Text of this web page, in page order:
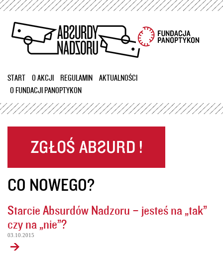
Przejdź
treści
START O AKCJI REGULAMIN
AKTUALNOŚCI
O FUNDACJI PANOPTYKON
CO NOWEGO?
Starcie Absurdów Nadzoru – jesteś na „tak”
czy na „nie”?
03.10.2015